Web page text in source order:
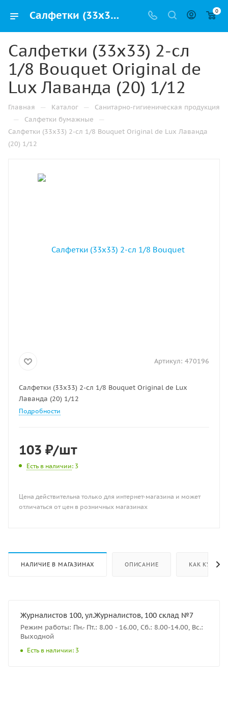
Салфетки (33х33) 2-сл 1/8 Bouquet Original de Lux Лаванда (20) 1/12 купить от производителя в Казани 0
Салфетки (33х33) 2-сл
1/8 Bouquet Original de
Lux Лаванда (20) 1/12
Главная — Каталог — Санитарно-гигиеническая продукция
— Салфетки бумажные —
Салфетки (33х33) 2-сл 1/8 Bouquet Original de Lux Лаванда
(20) 1/12
Артикул: 470196
Салфетки (33х33) 2-сл 1/8 Bouquet Original de Lux
Лаванда (20) 1/12
Подробности
103 ₽/шт
Есть в наличии: 3
Цена действительна только для интернет-магазина и может
отличаться от цен в розничных магазинах
НАЛИЧИЕ В МАГАЗИНАХ ОПИСАНИЕ КАК КУПИТЬ
Журналистов 100, ул.Журналистов, 100 склад №7
Режим работы: Пн.- Пт.: 8.00 - 16.00, Сб.: 8.00-14.00, Вс.:
Выходной
Есть в наличии: 3